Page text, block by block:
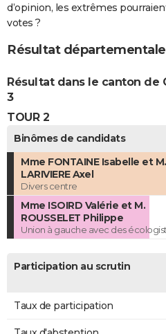
d’opinion, les extrêmes
votes ?
Résultat départementale
Résultat dans le canton de
3
TOUR 2
Binômes de candidats
Mme FONTAINE Isabelle et
LARIVIERE Axel
Divers centre
Mme ISOIRD Valérie et M.
ROUSSELET Philippe
Union à gauche avec des
Participation au scrutin
Taux de participation